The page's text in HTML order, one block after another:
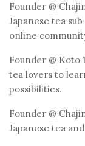
Founder @
Japanese tea
online
Founder @ Koto
tea lovers to
possibilities.
Founder @
Japanese tea